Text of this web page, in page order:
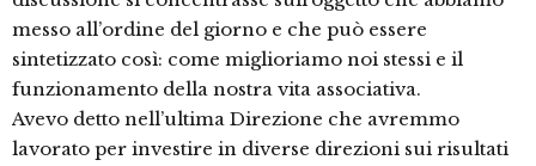
messo all’ordine del giorno e che può essere
sintetizzato così: come miglioriamo noi stessi e il
funzionamento della nostra vita associativa.
Avevo detto nell’ultima Direzione che avremmo
lavorato per investire in diverse direzioni sui risultati